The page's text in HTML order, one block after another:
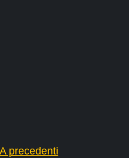
precedenti